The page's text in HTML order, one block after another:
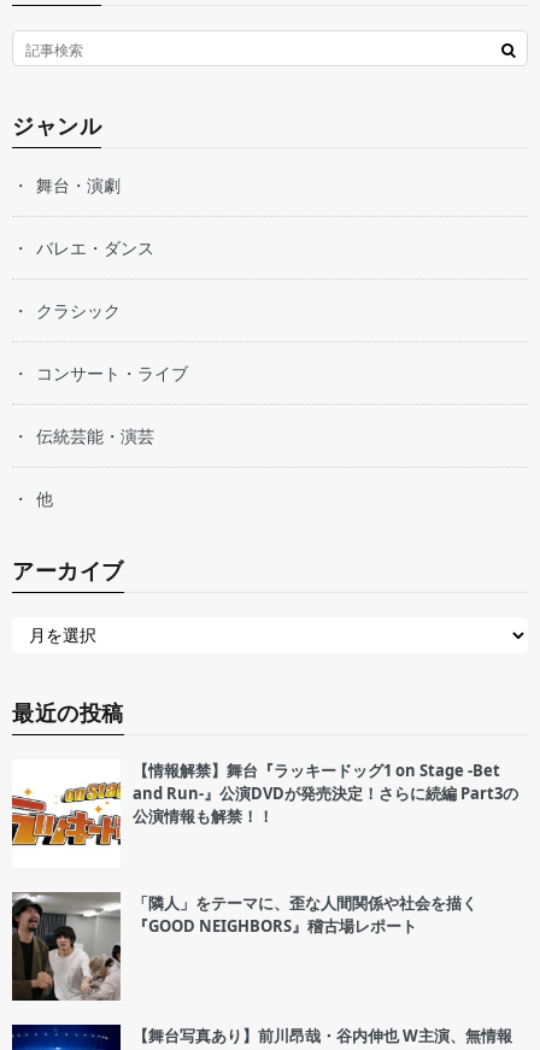
ジャンル
舞台・演劇
バレエ・ダンス
クラシック
コンサート・ライブ
伝統芸能・演芸
他
アーカイブ
最近の投稿
【情報解禁】舞台『ラッキードッグ1 on Stage -Bet
and Run-』公演DVDが発売決定！さらに続編 Part3の
公演情報も解禁！！
「隣人」をテーマに、歪な人間関係や社会を描く
『GOOD NEIGHBORS』稽古場レポート
【舞台写真あり】前川昂哉・谷内伸也 W主演、無情報